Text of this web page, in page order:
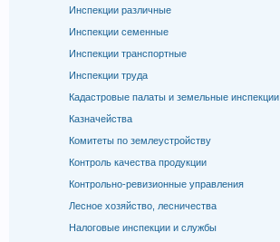
Инспекции различные
Инспекции семенные
Инспекции транспортные
Инспекции труда
Кадастровые палаты и земельные инспекции
Казначейства
Комитеты по землеустройству
Контроль качества продукции
Контрольно-ревизионные управления
Лесное хозяйство, лесничества
Налоговые инспекции и службы